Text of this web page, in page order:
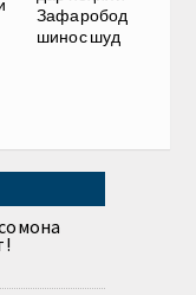
Зафаробод
шинос шуд